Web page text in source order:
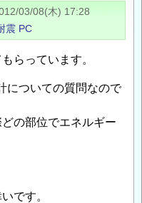
03/08(木) 17:28
震 PC
らっています。
についての質問なので
の部位でエネルギー
です。